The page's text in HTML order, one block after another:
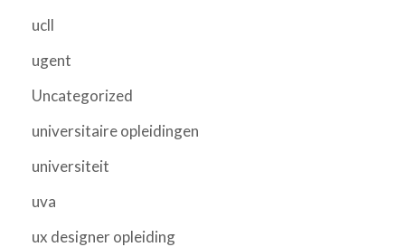
ucll
ugent
Uncategorized
universitaire opleidingen
universiteit
uva
ux designer opleiding